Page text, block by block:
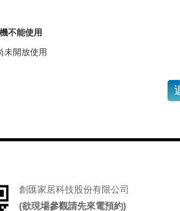
不能使用
未開放使用
創匯家居科技股份有限公司
(欲現場參觀請先來電預約)